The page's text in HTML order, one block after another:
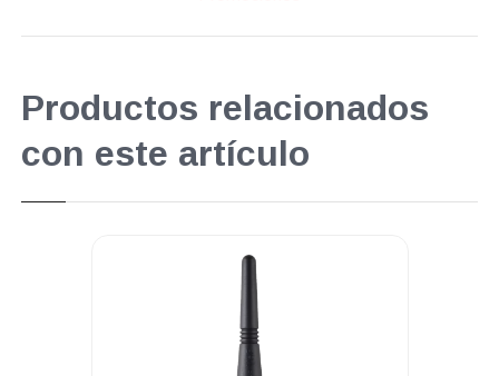
Productos relacionados
con este artículo